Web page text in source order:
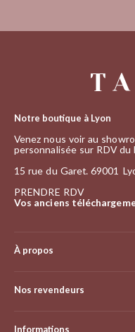
Notre boutique à Lyon
Venez nous voir au
personnalisée sur RDV
15 rue du Garet. 69001
PRENDRE RDV
Vos anciens
À propos
Nos revendeurs